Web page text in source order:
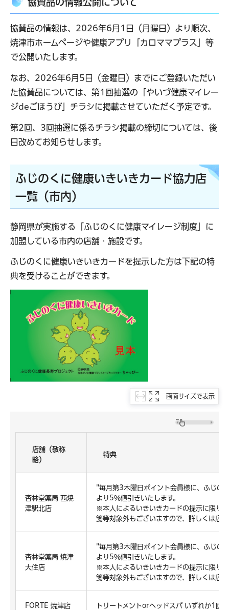
協賛品の情報公開について
協賛品の情報は、2026年6月1日（月曜日）より順次、
焼津市ホームページや健康アプリ「カロママプラス」等
で公開いたします。
なお、2026年6月5日（金曜日）までにご登録いただい
た協賛品については、第1回抽選の「やいづ健康マイレー
ジdeごほうび」チラシに掲載させていただく予定です。
第2回、3回抽選に係るチラシ掲載の締切については、後
日改めてお知らせします。
ふじのくに健康いきいきカード協力店
一覧（市内）
静岡県が実施する「ふじのくに健康マイレージ制度」に
加盟している市内の店舗・施設です。
ふじのくに健康いきいきカードを提示した方は下記の特
典を受けることができます。
画面サイズで表示
店舗（敬称
略）
特典
杏林堂薬局 西焼
津駅北店
"毎月第3木曜日ポイント会員様に、ふじの
より5％値引きいたします。
※本人によるいきいきカードの提示に限り
箋等対象外もございますので、詳しくは店
杏林堂薬局 焼津
大住店
"毎月第3木曜日ポイント会員様に、ふじの
より5％値引きいたします。
※本人によるいきいきカードの提示に限り
箋等対象外もございますので、詳しくは店
FORTE 焼津店 トリートメントorヘッドスパ いずれか1回